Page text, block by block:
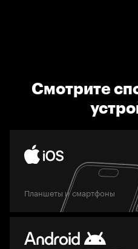
Смотрите
Планшеты и смартфоны